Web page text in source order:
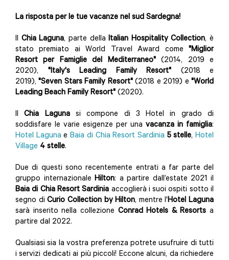
La risposta per le tue vacanze nel sud Sardegna!
Il Chia Laguna, parte dellaItalian Hospitality Collection, è
stato premiato ai World Travel Award come "Miglior
Resort per Famiglie del Mediterraneo"(2014, 2019 e
2020), "Italy's Leading Family Resort" (2018 e
2019),"Seven Stars Family Resort"(2018 e 2019) e"World
Leading Beach Family Resort" (2020).
IlChia Laguna si compone di 3 Hotel in grado di
soddisfare le varie esigenze per una vacanza in famiglia:
Hotel Laguna eBaia di Chia Resort Sardinia 5 stelle,Hotel
Village 4 stelle.
Due di questi sono recentemente entrati a far parte del
gruppo internazionaleHilton: a partire dall’estate 2021 il
Baia di Chia Resort Sardinia accoglierà i suoi ospiti sotto il
segno diCurio Collection by Hilton, mentre l'Hotel Laguna
sarà inserito nella collezione Conrad Hotels & Resorts a
partire dal 2022.
Qualsiasi sia la vostra preferenza potrete usufruire di tutti
i servizi dedicati ai più piccoli! Eccone alcuni, da richiedere